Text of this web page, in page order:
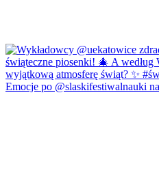
Emocje po @slaskifestiwalnauki